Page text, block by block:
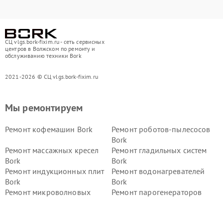
СЦ vlgs.bork-fixim.ru - сеть сервисных
центров в Волжском по ремонту и
обслуживанию техники Bork
2021-2026 © СЦ vlgs.bork-fixim.ru
Мы ремонтируем
Ремонт кофемашин Bork
Ремонт роботов-пылесосов
Bork
Ремонт массажных кресел
Bork
Ремонт гладильных систем
Bork
Ремонт индукционных плит
Bork
Ремонт водонагревателей
Bork
Ремонт микроволновых
Ремонт парогенераторов